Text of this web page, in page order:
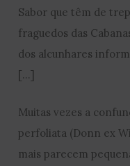
Sabor que têm de
fraguedos das
dos alcunhares
[…]
Muitas vezes a
perfoliata (Donn ex
mais parecem